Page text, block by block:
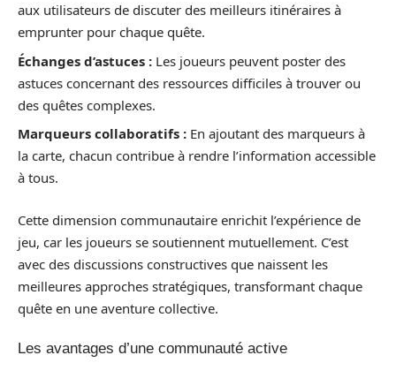
aux utilisateurs de discuter des meilleurs itinéraires à
emprunter pour chaque quête.
Échanges d’astuces : Les joueurs peuvent poster des
astuces concernant des ressources difficiles à trouver ou
des quêtes complexes.
Marqueurs collaboratifs : En ajoutant des marqueurs à
la carte, chacun contribue à rendre l’information accessible
à tous.
Cette dimension communautaire enrichit l’expérience de
jeu, car les joueurs se soutiennent mutuellement. C’est
avec des discussions constructives que naissent les
meilleures approches stratégiques, transformant chaque
quête en une aventure collective.
Les avantages d’une communauté active